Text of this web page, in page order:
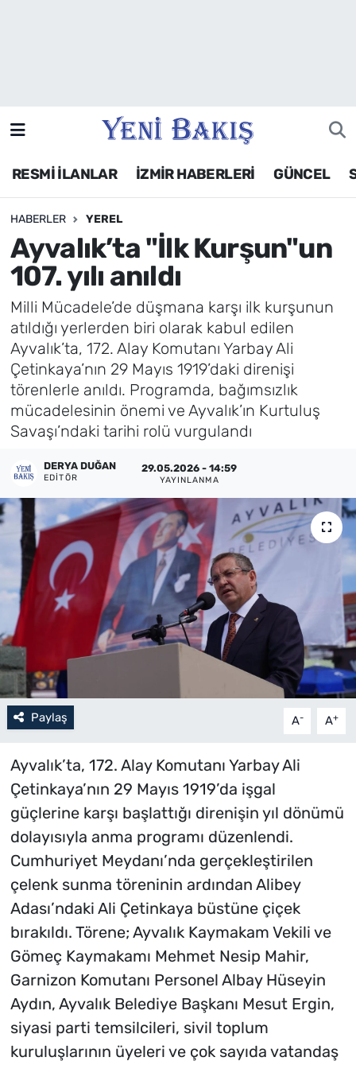
RESMİ İLANLAR İZMİR HABERLERİ GÜNCEL
HABERLER YEREL
Ayvalık’ta "İlk Kurşun"un
107. yılı anıldı
Milli Mücadele’de düşmana karşı ilk kurşunun
atıldığı yerlerden biri olarak kabul edilen
Ayvalık’ta, 172. Alay Komutanı Yarbay Ali
Çetinkaya’nın 29 Mayıs 1919’daki direnişi
törenlerle anıldı. Programda, bağımsızlık
mücadelesinin önemi ve Ayvalık’ın Kurtuluş
Savaşı’ndaki tarihi rolü vurgulandı
DERYA DUĞAN
EDITÖR
29.05.2026 - 14:59
YAYINLANMA
Paylaş A- A+
Ayvalık’ta, 172. Alay Komutanı Yarbay Ali
Çetinkaya’nın 29 Mayıs 1919’da işgal
güçlerine karşı başlattığı direnişin yıl dönümü
dolayısıyla anma programı düzenlendi.
Cumhuriyet Meydanı’nda gerçekleştirilen
çelenk sunma töreninin ardından Alibey
Adası’ndaki Ali Çetinkaya büstüne çiçek
bırakıldı. Törene; Ayvalık Kaymakam Vekili ve
Gömeç Kaymakamı Mehmet Nesip Mahir,
Garnizon Komutanı Personel Albay Hüseyin
Aydın, Ayvalık Belediye Başkanı Mesut Ergin,
siyasi parti temsilcileri, sivil toplum
kuruluşlarının üyeleri ve çok sayıda vatandaş
Siyaset
Asayiş / Polis-Adliye
Spor
Magazin
Foto Galeri
Künye
İletişim